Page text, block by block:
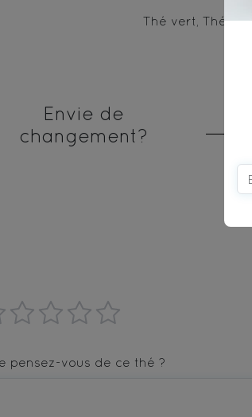
Thé vert, Thé
Envie de
changement?
—
stars
pensez-vous de ce thé ?